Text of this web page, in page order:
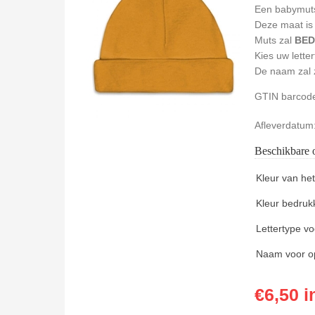
Een
Deze maat
Muts zal
Kies uw
De naam zal
GTIN
Beschikbare
Kleur van
Kleur
Lettertype
Naam voor
€6,50